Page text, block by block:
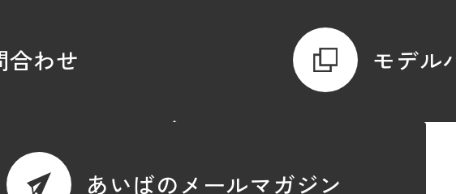
合わせ モデル
あいばのメールマガジン